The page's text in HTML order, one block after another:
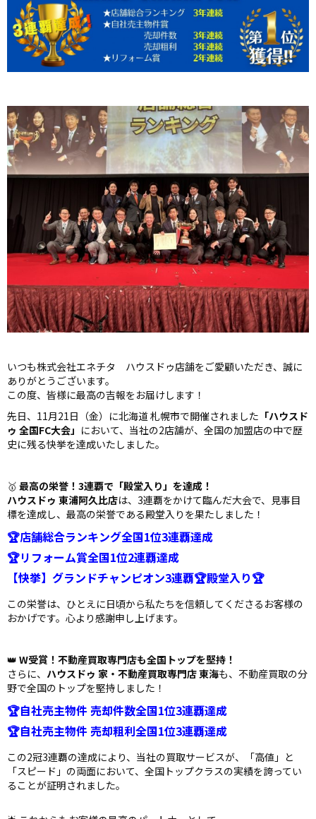
いつも株式会社エネチタ ハウスドゥ店舗をご愛顧いただき、誠に
ありがとうございます。
この度、皆様に最高の吉報をお届けします！
先日、11月21日（金）に北海道 札幌市で開催されました 「ハウスド
ゥ 全国FC大会」 において、当社の2店舗が、全国の加盟店の中で歴
史に残る快挙を達成いたしました。
🥇 最高の栄誉！3連覇で「殿堂入り」を達成！
ハウスドゥ 東浦阿久比店は、3連覇をかけて臨んだ大会で、見事目
標を達成し、最高の栄誉である殿堂入りを果たしました！
🏆店舗総合ランキング全国1位3連覇達成
🏆リフォーム賞全国1位2連覇達成
【快挙】グランドチャンピオン3連覇🏆殿堂入り🏆
この栄誉は、ひとえに日頃から私たちを信頼してくださるお客様の
おかげです。心より感謝申し上げます。
👑 W受賞！不動産買取専門店も全国トップを堅持！
さらに、 ハウスドゥ 家・不動産買取専門店 東海も、不動産買取の分
野で全国のトップを堅持しました！
🏆自社売主物件 売却件数全国1位3連覇達成
🏆自社売主物件 売却粗利全国1位3連覇達成
この2冠3連覇の達成により、当社の買取サービスが、「高値」と
「スピード」の両面において、全国トップクラスの実績を誇ってい
ることが証明されました。